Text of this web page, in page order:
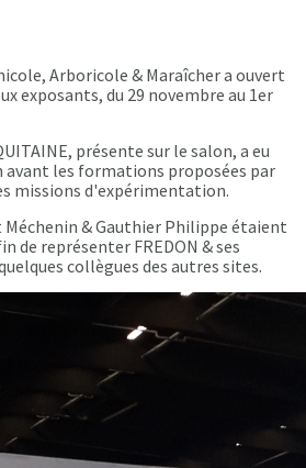
Arboricole & Maraîcher a ouvert
exposants, du 29 novembre au 1er
présente sur le salon, a eu
avant les formations proposées par
missions d'expérimentation.
Méchenin & Gauthier Philippe étaient
de représenter FREDON & ses
collègues des autres sites.